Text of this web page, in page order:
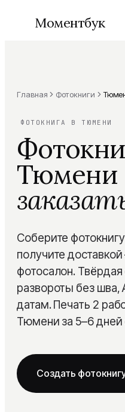
Моментбук
Сохраним ваши
Свадебная
Детская
Семейная
Layflat фотокнига
AI-инструменты
Сертификаты
Блог
Главная Фотокниги
ФОТОКНИГА В ТЮМЕНИ
Тюмени
Соберите
получите
фотосалон.
развороты без шва,
датам. Печать 2
Тюмени за 5–6 дней
Создать